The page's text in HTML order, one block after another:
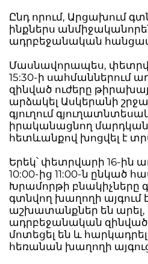
Ընդ որում, Արցախում
ինքներս
ադրբեջանական
Մասնավորապես,
15:30-ի սահմաններում
զինված ուժերը
արձակել Ասկերանի
գյուղում
իրականացնող
հետևանքով խոցվել է
Երեկ՝ փետրվարի 16-ին
10:00-ից 11:00-ն ընկած
Խրամորթի բնակիչները
գտնվող խաղողի այգում
աշխատանքներ են արել,
ադրբեջանական զինված
մոտեցել են և
հեռանան խաղողի